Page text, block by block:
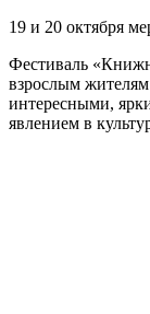
19 и 20 октября
Фестиваль
взрослым
интересными,
явлением в